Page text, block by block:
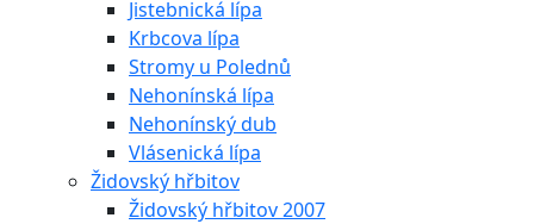
Jistebnická lípa
Krbcova lípa
Stromy u Polednů
Nehonínská lípa
Nehonínský dub
Vlásenická lípa
Židovský hřbitov
Židovský hřbitov 2007